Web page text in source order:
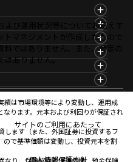
び運用状況等についてお伝えす
マネジメントが作成したもので
ではありません。また、特定の
はありません。
績は市場環境等により変動し、運用成
ります。元本および利回りが保証され
します（また、外国証券に投資するフ
で基準価額は変動し、投資元本を割
ー
有無について
ド 購入・換金手数料
サイトのご利用にあたって
個人情報保護方針